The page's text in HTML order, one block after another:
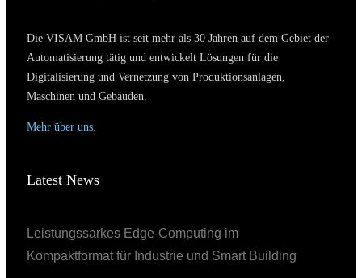
Die VISAM GmbH ist seit mehr als 30 Jahren auf dem Gebiet der
Automatisierung tätig und entwickelt Lösungen für die
Digitalisierung und Vernetzung von Produktionsanlagen,
Maschinen und Gebäuden.
Mehr über uns.
Latest News
Leistungssarkes Edge-Computing im
Kompaktformat für Industrie und Smart Building